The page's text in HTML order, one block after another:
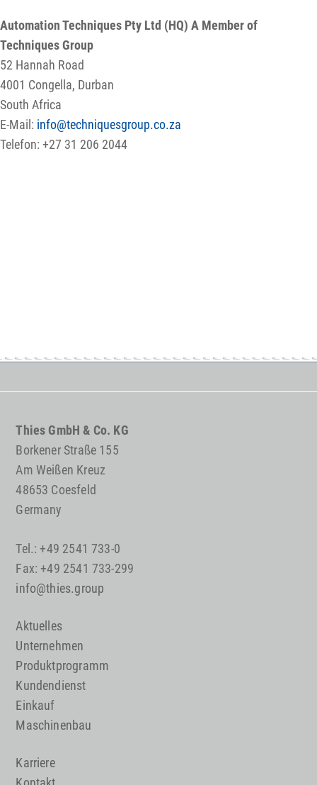
Automation Techniques Pty Ltd (HQ) A Member of
Techniques Group
52 Hannah Road
4001 Congella, Durban
South Africa
E-Mail: info@techniquesgroup.co.za
Telefon: +27 31 206 2044
Thies GmbH & Co. KG
Borkener Straße 155
Am Weißen Kreuz
48653 Coesfeld
Germany
Tel.: +49 2541 733-0
Fax: +49 2541 733-299
info@thies.group
Aktuelles
Unternehmen
Produktprogramm
Kundendienst
Einkauf
Maschinenbau
Karriere